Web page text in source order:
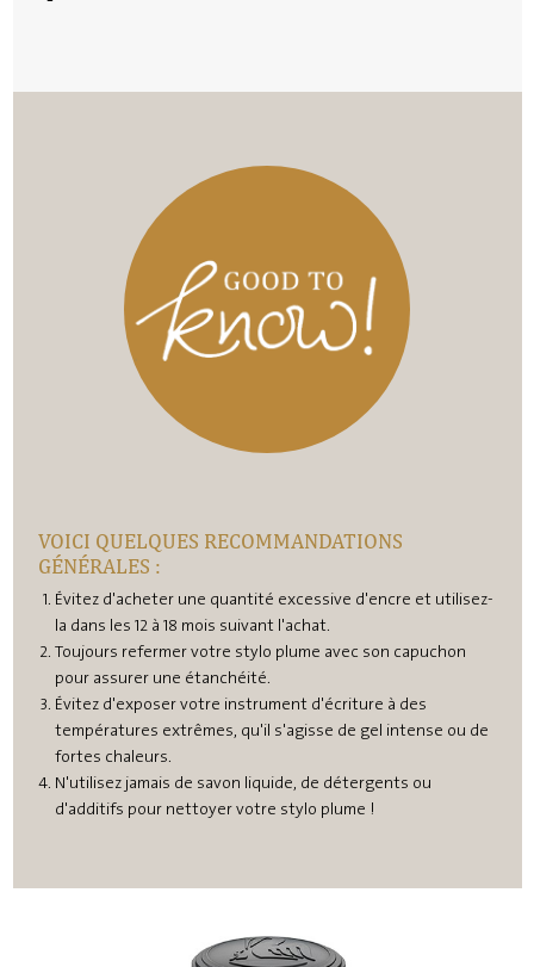
VOICI QUELQUES RECOMMANDATIONS
GÉNÉRALES :
Évitez d'acheter une quantité excessive d'encre et utilisez-
la dans les 12 à 18 mois suivant l'achat.
Toujours refermer votre stylo plume avec son capuchon
pour assurer une étanchéité.
Évitez d'exposer votre instrument d'écriture à des
températures extrêmes, qu'il s'agisse de gel intense ou de
fortes chaleurs.
N'utilisez jamais de savon liquide, de détergents ou
d'additifs pour nettoyer votre stylo plume !